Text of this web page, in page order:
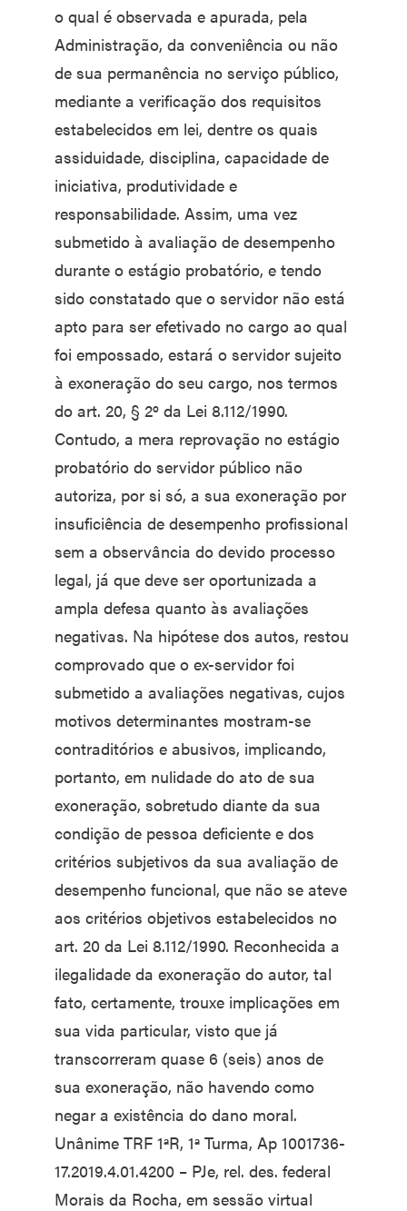
o qual é observada e apurada, pela
Administração, da conveniência ou não
de sua permanência no serviço público,
mediante a verificação dos requisitos
estabelecidos em lei, dentre os quais
assiduidade, disciplina, capacidade de
iniciativa, produtividade e
responsabilidade. Assim, uma vez
submetido à avaliação de desempenho
durante o estágio probatório, e tendo
sido constatado que o servidor não está
apto para ser efetivado no cargo ao qual
foi empossado, estará o servidor sujeito
à exoneração do seu cargo, nos termos
do art. 20, § 2º da Lei 8.112/1990.
Contudo, a mera reprovação no estágio
probatório do servidor público não
autoriza, por si só, a sua exoneração por
insuficiência de desempenho profissional
sem a observância do devido processo
legal, já que deve ser oportunizada a
ampla defesa quanto às avaliações
negativas. Na hipótese dos autos, restou
comprovado que o ex-servidor foi
submetido a avaliações negativas, cujos
motivos determinantes mostram-se
contraditórios e abusivos, implicando,
portanto, em nulidade do ato de sua
exoneração, sobretudo diante da sua
condição de pessoa deficiente e dos
critérios subjetivos da sua avaliação de
desempenho funcional, que não se ateve
aos critérios objetivos estabelecidos no
art. 20 da Lei 8.112/1990. Reconhecida a
ilegalidade da exoneração do autor, tal
fato, certamente, trouxe implicações em
sua vida particular, visto que já
transcorreram quase 6 (seis) anos de
sua exoneração, não havendo como
negar a existência do dano moral.
Unânime TRF 1ªR, 1ª Turma, Ap 1001736-
17.2019.4.01.4200 – PJe, rel. des. federal
Morais da Rocha, em sessão virtual